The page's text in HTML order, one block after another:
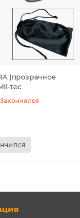
(прозрачное
tec
Закончился